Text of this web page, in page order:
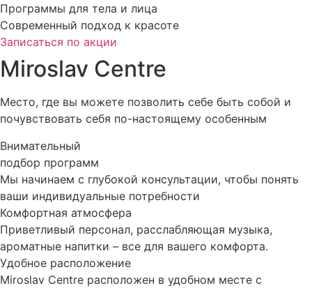
Программы для тела и лица
Современный подход к красоте
Записаться по акции
Miroslav Centre
Место, где вы можете позволить себе быть собой и
почувствовать себя по-настоящему особенным
Внимательный
подбор программ
Мы начинаем с глубокой консультации, чтобы понять
ваши индивидуальные потребности
Комфортная атмосфера
Приветливый персонал, расслабляющая музыка,
ароматные напитки – все для вашего комфорта.
Удобное расположение
Miroslav Centre расположен в удобном месте с